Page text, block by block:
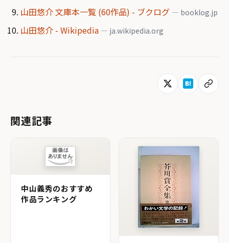
山田悠介 文庫本一覧 (60作品) - ブクログ — booklog.jp
山田悠介 - Wikipedia — ja.wikipedia.org
関連記事
中山義秀のおすすめ
作品ランキング